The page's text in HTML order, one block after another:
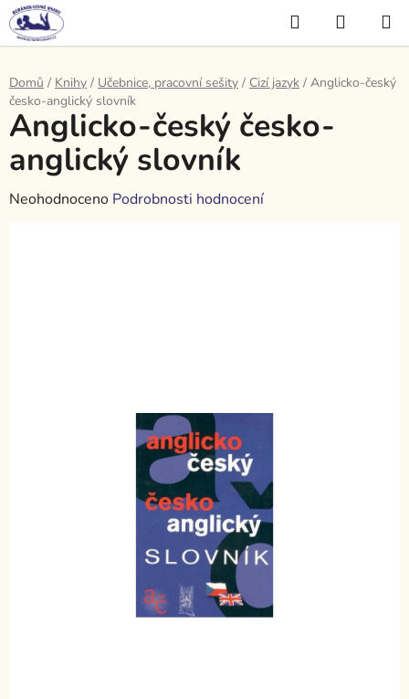
Přejít
na
obsah
Hledat
KOŠÍK
Domů / Knihy / Učebnice, pracovní sešity / Cizí jazyk / Anglicko-český
česko-anglický slovník
Anglicko-český česko-
anglický slovník
Průměrné
Neohodnoceno Podrobnosti hodnocení